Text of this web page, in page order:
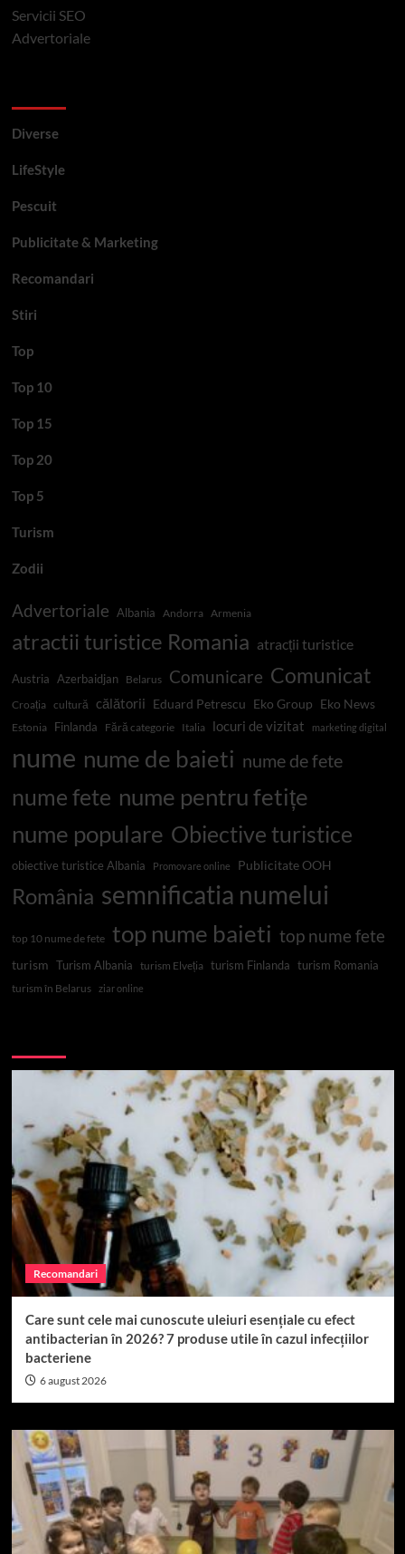
Servicii SEO
Advertoriale
Diverse
LifeStyle
Pescuit
Publicitate & Marketing
Recomandari
Stiri
Top
Top 10
Top 15
Top 20
Top 5
Turism
Zodii
Advertoriale Albania Andorra Armenia
atractii turistice Romania atracții turistice
Austria Azerbaidjan Belarus Comunicare Comunicat
Croația cultură călătorii Eduard Petrescu Eko Group Eko News
Estonia Finlanda Fără categorie Italia locuri de vizitat marketing digital
nume nume de baieti nume de fete
nume fete nume pentru fetițe
nume populare Obiective turistice
obiective turistice Albania Promovare online Publicitate OOH
România semnificatia numelui
top 10 nume de fete top nume baieti top nume fete
turism Turism Albania turism Elveția turism Finlanda turism Romania
turism în Belarus ziar online
Recomandari
Care sunt cele mai cunoscute uleiuri esențiale cu efect
antibacterian în 2026? 7 produse utile în cazul infecțiilor
bacteriene
6 august 2026